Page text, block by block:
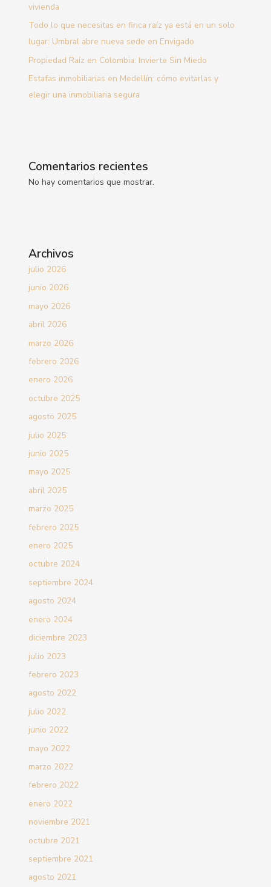
vivienda
Todo lo que necesitas en finca raíz ya está en un solo
lugar: Umbral abre nueva sede en Envigado
Propiedad Raíz en Colombia: Invierte Sin Miedo
Estafas inmobiliarias en Medellín: cómo evitarlas y
elegir una inmobiliaria segura
Comentarios recientes
No hay comentarios que mostrar.
Archivos
julio 2026
junio 2026
mayo 2026
abril 2026
marzo 2026
febrero 2026
enero 2026
octubre 2025
agosto 2025
julio 2025
junio 2025
mayo 2025
abril 2025
marzo 2025
febrero 2025
enero 2025
octubre 2024
septiembre 2024
agosto 2024
enero 2024
diciembre 2023
julio 2023
febrero 2023
agosto 2022
julio 2022
junio 2022
mayo 2022
marzo 2022
febrero 2022
enero 2022
noviembre 2021
octubre 2021
septiembre 2021
agosto 2021